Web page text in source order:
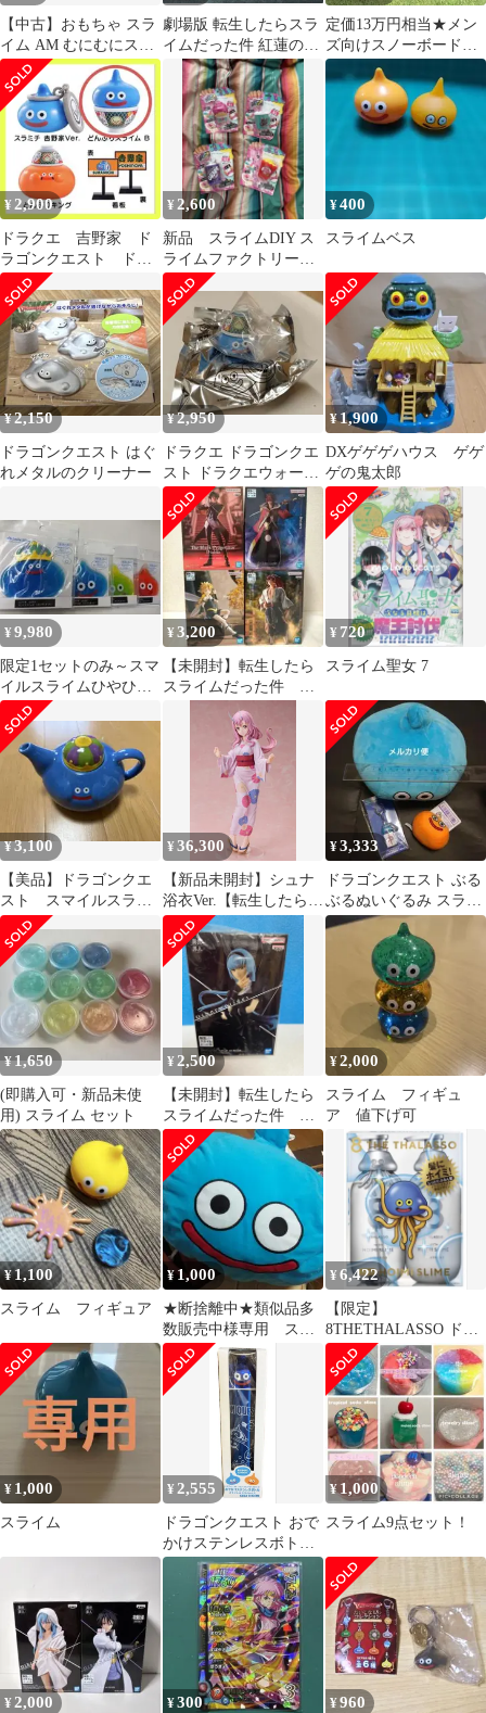
【中古】おもちゃ スラ
イム AM むにむにスラ
イム ～カラフルスライ
ム登場編～ 「ドラゴン
クエスト」
劇場版 転生したらスラ
イムだった件 紅蓮の絆
編 グッズ 3種セット
(未開封品)
定価13万円相当★メン
ズ向けスノーボードセ
ッ
ト,RIDE,RIDE,BURTON
¥ 2,900
ドラクエ 吉野家 ド
ラゴンクエスト ドラ
クエウォーク どんぶ
りスライムB
¥ 2,600
新品 スライムDIY ス
ライムファクトリー 4
種セット slime スクイ
ーズ
¥400
スライムベス
¥2,150
ドラゴンクエスト はぐ
れメタルのクリーナー
¥2,950
ドラクエ ドラゴンクエ
スト ドラクエウォーク
吉野家 どんぶりスライ
ムＡ
¥1,900
DXゲゲゲハウス ゲゲ
ゲの鬼太郎
¥9,980
限定1セットのみ～スマ
イルスライムひやひや
スライム〈保冷剤〉4種
類X1セット
¥3,200
【未開封】転生したら
スライムだった件 フ
ィギュア 4点 まとめ
¥ 720
スライム聖女 7
¥3,100
【美品】ドラゴンクエ
スト スマイルスライ
ム ティーポット キ
ングスライム
¥36,300
【新品未開封】シュナ
浴衣Ver.【転生したらス
ライムだった件】【箱
あり】【正規品】グッ
ドスマイルカンパニー
グッスマ GSC
¥3,333
ドラゴンクエスト ぶる
ぶるぬいぐるみ スライ
ム マスコット 麻雀牌キ
ーホルダー
¥1,650
(即購入可・新品未使
用) スライム セット
¥ 2,500
【未開封】転生したら
スライムだった件 ル
ミナス・バレンタイン
¥2,000
スライム フィギュ
ア 値下げ可
¥1,100
スライム フィギュア
¥1,000
★断捨離中★類似品多
数販売中様専用 スラ
イム ぬいぐるみ
BIG
¥6,422
【限定】
8THETHALASSO ドラ
クエ シャンプー トリー
トメント セット★
¥ 1,000
スライム
¥ 2,555
ドラゴンクエスト おで
かけステンレスボトル
スライム
¥ 1,000
スライム9点セット！
¥2,000 ¥300 ¥960